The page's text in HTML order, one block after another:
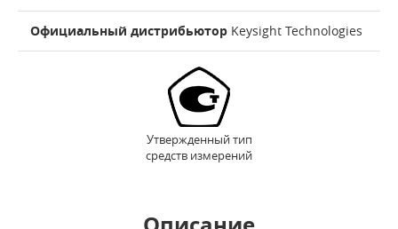
Официальный дистрибьютор Keysight Technologies
Утвержденный тип
средств измерений